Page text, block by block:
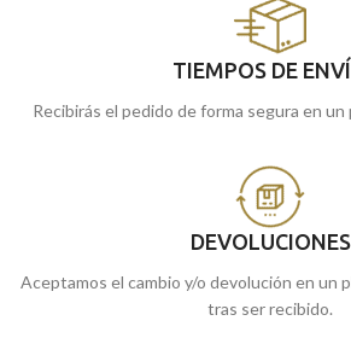
TIEMPOS DE
Recibirás el pedido de forma segura en un
DEVOLUCIONES
Aceptamos el cambio y/o devolución en un
tras ser recibido.